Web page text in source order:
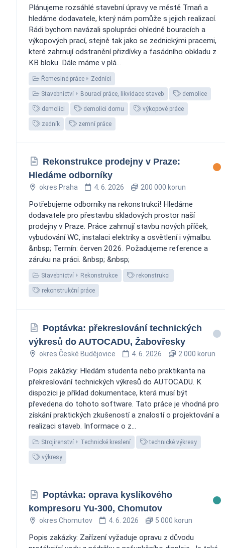
Plánujeme rozsáhlé stavební úpravy ve městě Tmaň a
hledáme dodavatele, který nám pomůže s jejich realizací.
Rádi bychom navázali spolupráci ohledně bouracích a
výkopových prací, stejně tak jako se zednickými pracemi,
které zahrnují odstranění přizdívky a fasádního obkladu z
KB bloku. Dále máme v plá...
Řemeslné práce Zedníci
Stavebnictví Bourací práce, likvidace staveb demolice
demolici demolici domu výkopové práce
zedník zemní práce
Rekonstrukce prodejny v Praze:
Hledáme odborníky
okres Praha 4. 6. 2026 200 000 korun
Potřebujeme odborníky na rekonstrukci! Hledáme
dodavatele pro přestavbu skladových prostor naší
prodejny v Praze. Práce zahrnují stavbu nových příček,
vybudování WC, instalaci elektriky a osvětlení i výmalbu.
&nbsp; Termín: červen 2026. Požadujeme reference a
záruku na práci. &nbsp; &nbsp;
Stavebnictví Rekonstrukce rekonstrukci
rekonstrukční práce
Poptávka: překreslování technických
výkresů do AUTOCADU, Žabovřesky
okres České Budějovice 4. 6. 2026 2 000 korun
Popis zakázky: Hledám studenta nebo praktikanta na
překreslování technických výkresů do AUTOCADU. K
dispozici je příklad dokumentace, která musí být
převedena do tohoto software. Tato práce je vhodná pro
získání praktických zkušeností a znalostí o projektování a
realizaci staveb. Informace o z...
Strojírenství Technické kreslení technické výkresy
výkresy
Poptávka: oprava kyslíkového
kompresoru Yu-300, Chomutov
okres Chomutov 4. 6. 2026 5 000 korun
Popis zakázky: Zařízení vyžaduje opravu z důvodu